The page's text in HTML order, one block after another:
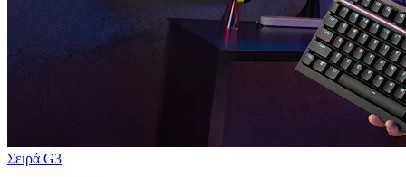
Σειρά G3